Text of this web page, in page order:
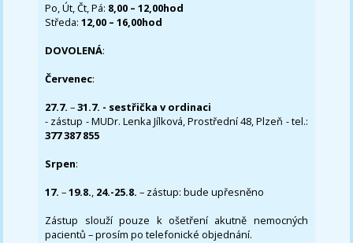
Po, Út, Čt, Pá: 8,00 – 12,00hod
Středa:12,00 – 16,00hod
DOVOLENÁ:
Červenec:
27.7.–31.7. - sestřička v ordinaci
- zástup - MUDr. Lenka Jílková, Prostřední 48, Plzeň - tel.:
377 387 855
Srpen:
17. –19.8., 24.-25.8. – zástup: bude upřesněno
Zástup slouží pouze k ošetření akutně nemocných
pacientů – prosím po telefonické objednání.